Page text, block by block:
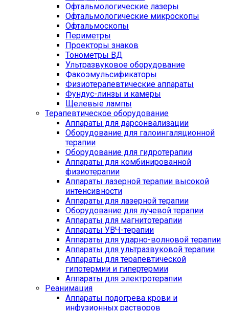
Офтальмологические лазеры
Офтальмологические микроскопы
Офтальмоскопы
Периметры
Проекторы знаков
Тонометры ВД
Ультразвуковое оборудование
Факоэмульсификаторы
Физиотерапевтические аппараты
Фундус-линзы и камеры
Щелевые лампы
Терапевтическое оборудование
Аппараты для дарсонвализации
Оборудование для галоингаляционной
терапии
Оборудование для гидротерапии
Аппараты для комбинированной
физиотерапии
Аппараты лазерной терапии высокой
интенсивности
Аппараты для лазерной терапии
Оборудование для лучевой терапии
Аппараты для магнитотерапии
Аппараты УВЧ-терапии
Аппараты для ударно-волновой терапии
Аппараты для ультразвуковой терапии
Аппараты для терапевтической
гипотермии и гипертермии
Аппараты для электротерапии
Реанимация
Аппараты подогрева крови и
инфузионных растворов